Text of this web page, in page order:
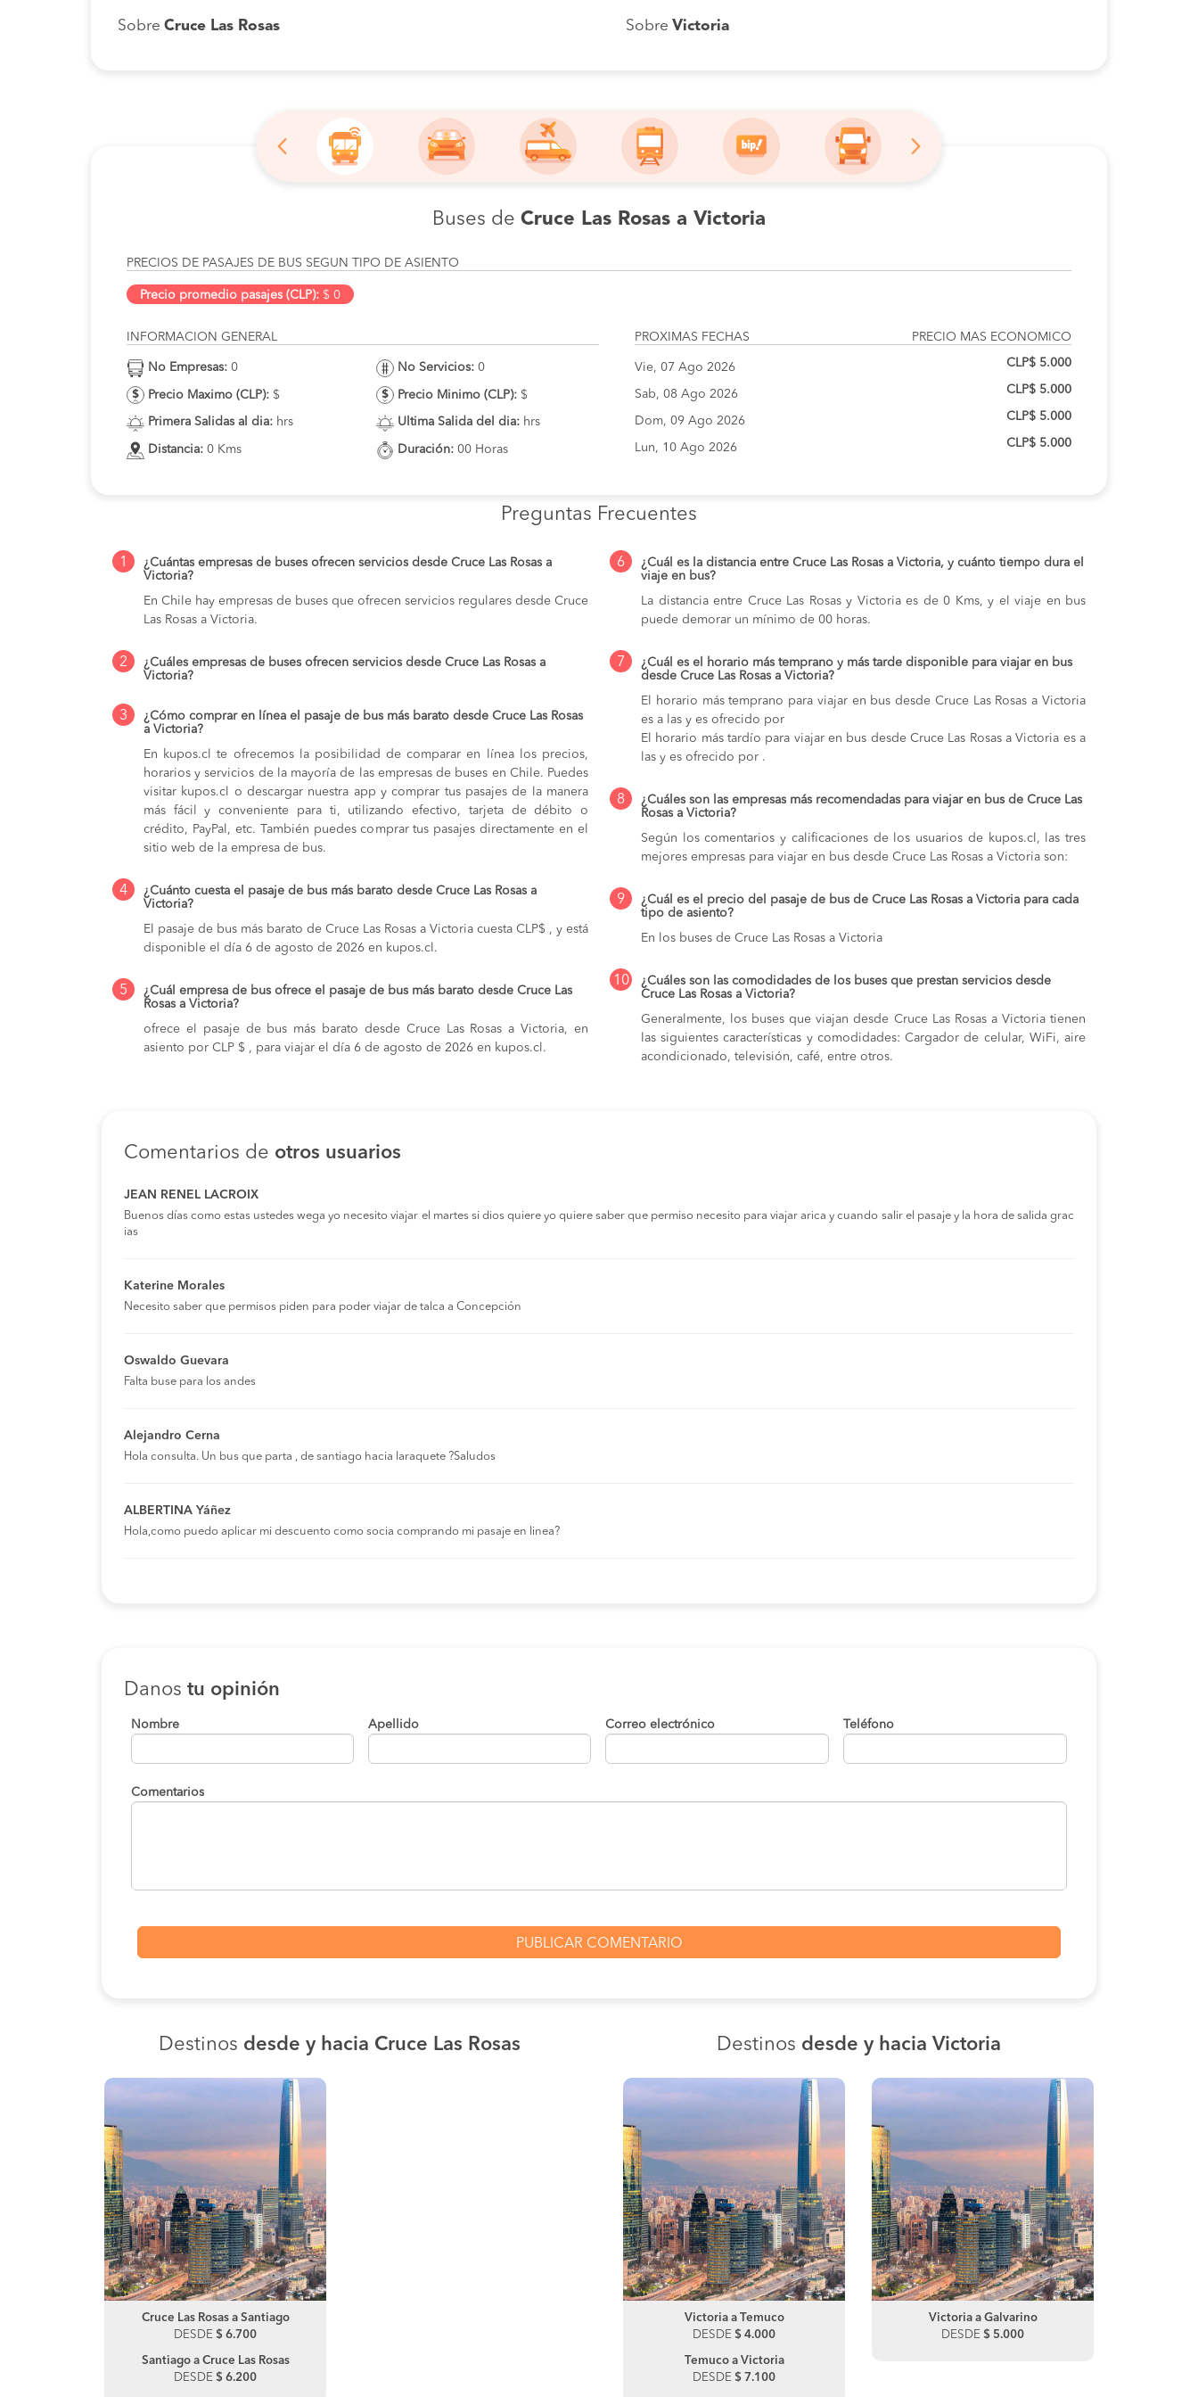
Sobre Cruce Las Rosas Sobre Victoria
Buses de Cruce Las Rosas a Victoria
PRECIOS DE PASAJES DE BUS SEGUN TIPO DE ASIENTO
Precio promedio pasajes (CLP): $ 0
INFORMACION GENERAL
No Empresas: 0
Precio Maximo (CLP): $
Primera Salidas al dia: hrs
Distancia: 0 Kms
No Servicios: 0
Precio Minimo (CLP): $
Ultima Salida del dia: hrs
Duración: 00 Horas
PROXIMAS FECHAS PRECIO MAS ECONOMICO
Vie, 07 Ago 2026
Sab, 08 Ago 2026
Dom, 09 Ago 2026
Lun, 10 Ago 2026
CLP$ 5.000
CLP$ 5.000
CLP$ 5.000
CLP$ 5.000
Preguntas Frecuentes
1
¿Cuántas empresas de buses ofrecen servicios desde Cruce Las Rosas a
Victoria?
En Chile hay empresas de buses que ofrecen servicios regulares desde Cruce
Las Rosas a Victoria.
2
¿Cuáles empresas de buses ofrecen servicios desde Cruce Las Rosas a
Victoria?
3
¿Cómo comprar en línea el pasaje de bus más barato desde Cruce Las Rosas
a Victoria?
En kupos.cl te ofrecemos la posibilidad de comparar en línea los precios,
horarios y servicios de la mayoría de las empresas de buses en Chile. Puedes
visitar kupos.cl o descargar nuestra app y comprar tus pasajes de la manera
más fácil y conveniente para ti, utilizando efectivo, tarjeta de débito o
crédito, PayPal, etc. También puedes comprar tus pasajes directamente en el
sitio web de la empresa de bus.
4
¿Cuánto cuesta el pasaje de bus más barato desde Cruce Las Rosas a
Victoria?
El pasaje de bus más barato de Cruce Las Rosas a Victoria cuesta CLP$ , y está
disponible el día 6 de agosto de 2026 en kupos.cl.
5
¿Cuál empresa de bus ofrece el pasaje de bus más barato desde Cruce Las
Rosas a Victoria?
ofrece el pasaje de bus más barato desde Cruce Las Rosas a Victoria, en
asiento por CLP $ , para viajar el día 6 de agosto de 2026 en kupos.cl.
6
¿Cuál es la distancia entre Cruce Las Rosas a Victoria, y cuánto tiempo dura el
viaje en bus?
La distancia entre Cruce Las Rosas y Victoria es de 0 Kms, y el viaje en bus
puede demorar un mínimo de 00 horas.
7
¿Cuál es el horario más temprano y más tarde disponible para viajar en bus
desde Cruce Las Rosas a Victoria?
El horario más temprano para viajar en bus desde Cruce Las Rosas a Victoria
es a las y es ofrecido por
El horario más tardío para viajar en bus desde Cruce Las Rosas a Victoria es a
las y es ofrecido por .
8
¿Cuáles son las empresas más recomendadas para viajar en bus de Cruce Las
Rosas a Victoria?
Según los comentarios y calificaciones de los usuarios de kupos.cl, las tres
mejores empresas para viajar en bus desde Cruce Las Rosas a Victoria son:
9
¿Cuál es el precio del pasaje de bus de Cruce Las Rosas a Victoria para cada
tipo de asiento?
En los buses de Cruce Las Rosas a Victoria
10
¿Cuáles son las comodidades de los buses que prestan servicios desde
Cruce Las Rosas a Victoria?
Generalmente, los buses que viajan desde Cruce Las Rosas a Victoria tienen
las siguientes características y comodidades: Cargador de celular, WiFi, aire
acondicionado, televisión, café, entre otros.
Comentarios de otros usuarios
JEAN RENEL LACROIX
Buenos días como estas ustedes wega yo necesito viajar el martes si dios quiere yo quiere saber que permiso necesito para viajar arica y cuando salir el pasaje y la hora de salida grac
ias
Katerine Morales
Necesito saber que permisos piden para poder viajar de talca a Concepción
Oswaldo Guevara
Falta buse para los andes
Alejandro Cerna
Hola consulta. Un bus que parta , de santiago hacia laraquete ?Saludos
ALBERTINA Yáñez
Hola,como puedo aplicar mi descuento como socia comprando mi pasaje en linea?
Danos tu opinión
Nombre Apellido Correo electrónico Teléfono
Comentarios
Destinos desde y hacia Cruce Las Rosas
Cruce Las Rosas a Santiago
DESDE $ 6.700
Santiago a Cruce Las Rosas
DESDE $ 6.200
Destinos desde y hacia Victoria
Victoria a Galvarino
DESDE$ 5.000
Victoria a Temuco
DESDE $ 4.000
Temuco a Victoria
DESDE $ 7.100
Victoria a Galvarino
DESDE $ 5.000